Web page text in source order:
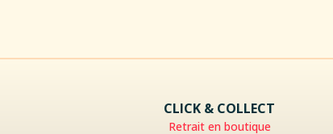
CLICK & COLLECT
Retrait en boutique